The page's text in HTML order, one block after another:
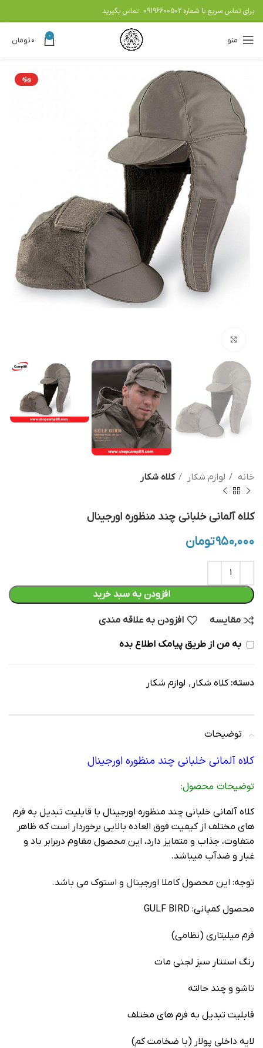
برای تماس سریع با شماره 09196600502 تماس بگیرید
منو 0 ۰تومان
ویژه
خانه لوازم شکار کلاه شکار
کلاه آلمانی خلبانی چند منظوره اورجینال
۹۵۰,۰۰۰تومان
افزودن به سبد خرید
مقایسه افزودن به علاقه مندی
به من از طریق پیامک اطلاع بده
دسته: کلاه شکار , لوازم شکار
توضیحات
کلاه آلمانی خلبانی چند منظوره اورجینال
توضیحات محصول:
کلاه آلمانی خلبانی چند منظوره اورجینال با قابلیت تبدیل به فرم
های مختلف از کیفیت فوق العاده بالایی برخوردار است که ظاهر
متفاوت، جذاب و متمایز دارد، این محصول مقاوم دربرابر باد و
غبار و ضدآب میباشد.
توجه: این محصول کاملا اورجینال و استوک می باشد.
محصول کمپانی: GULF BIRD
فرم میلیتاری (نظامی)
رنگ استتار سبز لجنی مات
تاشو و چند حالته
قابلیت تبدیل به فرم های مختلف
لایه داخلی پولار (با ضخامت کم)